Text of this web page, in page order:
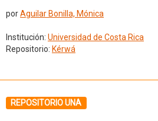
porAguilar Bonilla, Mónica
Institución: Universidad de Costa Rica
Repositorio: Kérwá
REPOSITORIO UNA